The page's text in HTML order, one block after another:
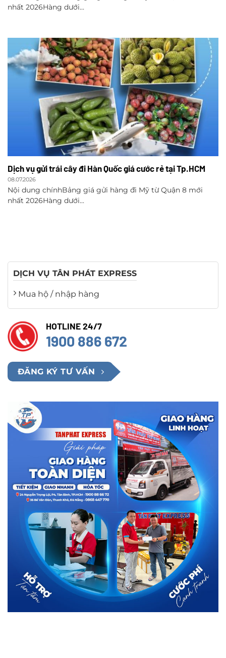
nhất 2026Hàng dưới...
Dịch vụ gửi trái cây đi Hàn Quốc giá cước rẻ tại Tp.HCM
08.07.2026
Nội dung chínhBảng giá gửi hàng đi Mỹ từ Quận 8 mới
nhất 2026Hàng dưới...
DỊCH VỤ TÂN PHÁT EXPRESS
Mua hộ / nhập hàng
HOTLINE 24/7
1900 886 672
ĐĂNG KÝ TƯ VẤN